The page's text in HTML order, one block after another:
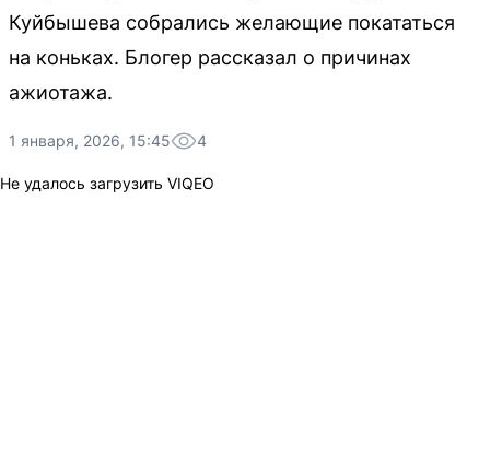
Куйбышева собрались желающие покататься
на коньках. Блогер рассказал о причинах
ажиотажа.
1 января, 2026, 15:45 4
Не удалось загрузить VIQEO